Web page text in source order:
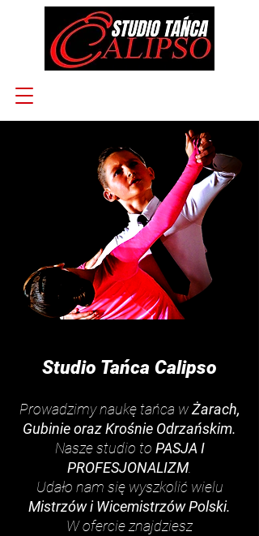
Studio Tańca Calipso
Prowadzimy naukę tańca wŻarach,
Gubinie oraz Krośnie Odrzańskim.
Nasze studio to PASJA I
PROFESJONALIZM
Udało nam się wyszkolić wielu
Mistrzów i Wicemistrzów Polski.
W ofercie znajdziesz